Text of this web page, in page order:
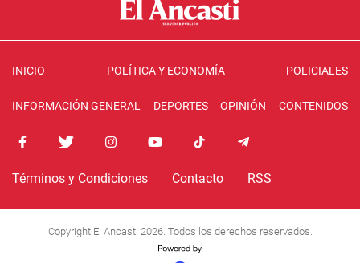
INICIO POLÍTICA Y ECONOMÍA POLICIALES
INFORMACIÓN GENERAL DEPORTES OPINIÓN CONTENIDOS
Términos y Condiciones Contacto RSS
Copyright El Ancasti 2026. Todos los derechos reservados.